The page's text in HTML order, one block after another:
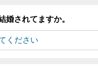
婚されてますか。